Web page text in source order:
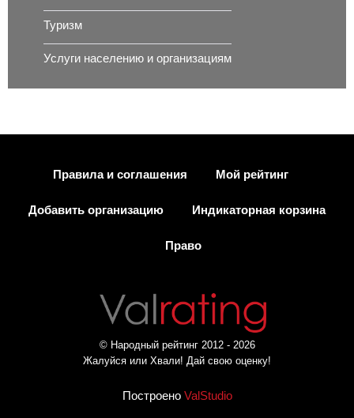
Туризм
Услуги населению и организациям
Правила и соглашения Мой рейтинг
Добавить организацию Индикаторная корзина
Право
© Народный рейтинг 2012 - 2026
Жалуйся или Хвали! Дай свою оценку!
Построено ValStudio